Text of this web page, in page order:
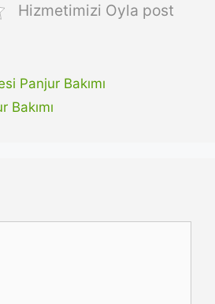
Hizmetimizi Oyla post
Panjur Bakımı
Bakımı